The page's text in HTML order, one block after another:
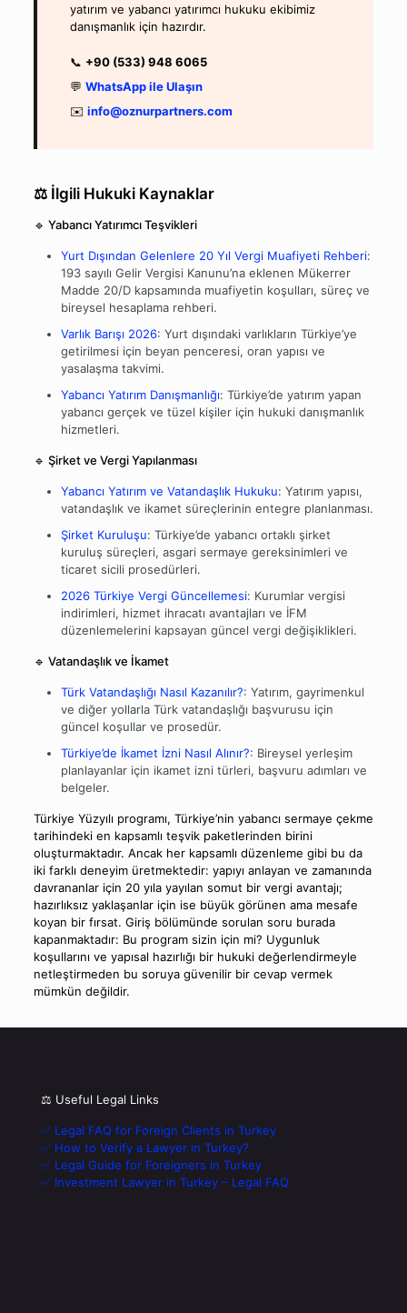
yatırım ve yabancı yatırımcı hukuku ekibimiz
danışmanlık için hazırdır.
📞 +90 (533) 948 6065
💬 WhatsApp ile Ulaşın
✉️ info@oznurpartners.com
⚖️ İlgili Hukuki Kaynaklar
🔹 Yabancı Yatırımcı Teşvikleri
Yurt Dışından Gelenlere 20 Yıl Vergi Muafiyeti Rehberi:
193 sayılı Gelir Vergisi Kanunu’na eklenen Mükerrer
Madde 20/D kapsamında muafiyetin koşulları, süreç ve
bireysel hesaplama rehberi.
Varlık Barışı 2026: Yurt dışındaki varlıkların Türkiye’ye
getirilmesi için beyan penceresi, oran yapısı ve
yasalaşma takvimi.
Yabancı Yatırım Danışmanlığı: Türkiye’de yatırım yapan
yabancı gerçek ve tüzel kişiler için hukuki danışmanlık
hizmetleri.
🔹 Şirket ve Vergi Yapılanması
Yabancı Yatırım ve Vatandaşlık Hukuku: Yatırım yapısı,
vatandaşlık ve ikamet süreçlerinin entegre planlanması.
Şirket Kuruluşu: Türkiye’de yabancı ortaklı şirket
kuruluş süreçleri, asgari sermaye gereksinimleri ve
ticaret sicili prosedürleri.
2026 Türkiye Vergi Güncellemesi: Kurumlar vergisi
indirimleri, hizmet ihracatı avantajları ve İFM
düzenlemelerini kapsayan güncel vergi değişiklikleri.
🔹 Vatandaşlık ve İkamet
Türk Vatandaşlığı Nasıl Kazanılır?: Yatırım, gayrimenkul
ve diğer yollarla Türk vatandaşlığı başvurusu için
güncel koşullar ve prosedür.
Türkiye’de İkamet İzni Nasıl Alınır?: Bireysel yerleşim
planlayanlar için ikamet izni türleri, başvuru adımları ve
belgeler.
Türkiye Yüzyılı programı, Türkiye’nin yabancı sermaye çekme
tarihindeki en kapsamlı teşvik paketlerinden birini
oluşturmaktadır. Ancak her kapsamlı düzenleme gibi bu da
iki farklı deneyim üretmektedir: yapıyı anlayan ve zamanında
davrananlar için 20 yıla yayılan somut bir vergi avantajı;
hazırlıksız yaklaşanlar için ise büyük görünen ama mesafe
koyan bir fırsat. Giriş bölümünde sorulan soru burada
kapanmaktadır: Bu program sizin için mi? Uygunluk
koşullarını ve yapısal hazırlığı bir hukuki değerlendirmeyle
netleştirmeden bu soruya güvenilir bir cevap vermek
mümkün değildir.
⚖️ Useful Legal Links
✅ Legal FAQ for Foreign Clients in Turkey
✅ How to Verify a Lawyer in Turkey?
✅ Legal Guide for Foreigners in Turkey
✅ Investment Lawyer in Turkey – Legal FAQ